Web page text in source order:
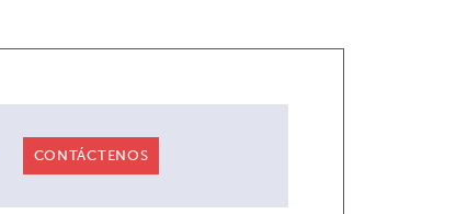
CONTÁCTENOS